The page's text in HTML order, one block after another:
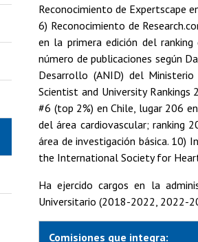
Reconocimiento de Expertscape
6) Reconocimiento de
en la primera edición del
número de publicaciones según
Desarrollo (ANID) del Ministerio
Scientist and University
#6 (top 2%) en Chile, lugar 206
del área cardiovascular; ranking
área de investigación básica. 10)
the International Society for
Ha ejercido cargos en la
Universitario (2018-2022, 2022-
Comisiones que integra: